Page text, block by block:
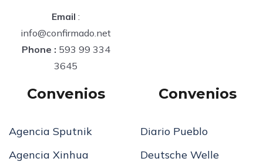
Email :
info@confirmado.net
Phone : 593 99 334
3645
Convenios
Agencia Sputnik
Agencia Xinhua
Convenios
Diario Pueblo
Deutsche Welle